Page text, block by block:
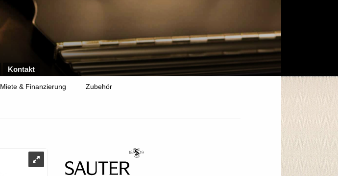
Kontakt
Miete & Finanzierung Zubehör